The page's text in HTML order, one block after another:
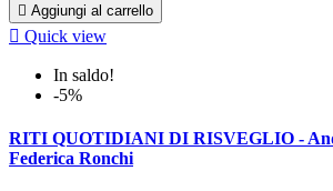
 Aggiungi al carrello
 Quick view
In saldo!
-5%
RITI QUOTIDIANI DI RISVEGLIO -
Federica Ronchi